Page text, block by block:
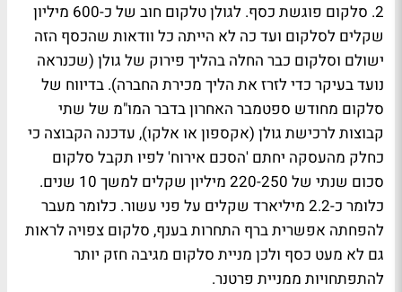
2. סלקום פוגשת כסף. לגולן טלקום חוב של כ-600 מיליון
שקלים לסלקום ועד כה לא הייתה כל וודאות שהכסף הזה
ישולם וסלקום כבר החלה בהליך פירוק של גולן (שכנראה
נועד בעיקר כדי לזרז את הליך מכירת החברה). בדיווח של
סלקום מחודש ספטמבר האחרון בדבר המו"מ של שתי
קבוצות לרכישת גולן (אקספון או אלקו), עדכנה הקבוצה כי
כחלק מהעסקה יחתם 'הסכם אירוח' לפיו תקבל סלקום
סכום שנתי של 220-250 מיליון שקלים למשך 10 שנים.
כלומר כ-2.2 מיליארד שקלים על פני עשור. כלומר מעבר
להפחתה אפשרית ברף התחרות בענף, סלקום צפויה לראות
גם לא מעט כסף ולכן מניית סלקום מגיבה חזק יותר
להתפתחויות ממניית פרטנר.